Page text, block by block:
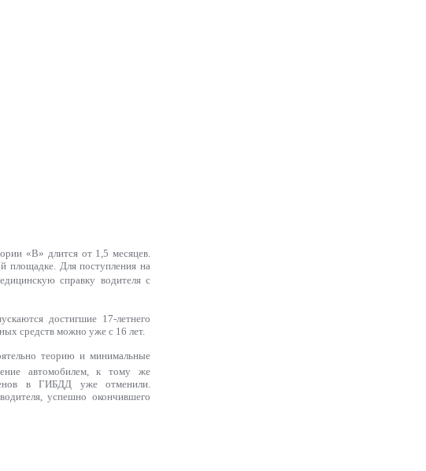
«B» длится от 1,5 месяцев.
площадке. Для поступления на
справку водителя с
достигшие 17-летнего
средств можно уже с 16 лет.
теорию и минимальные
автомобилем, к тому же
в ГИБДД уже отменили.
успешно окончившего